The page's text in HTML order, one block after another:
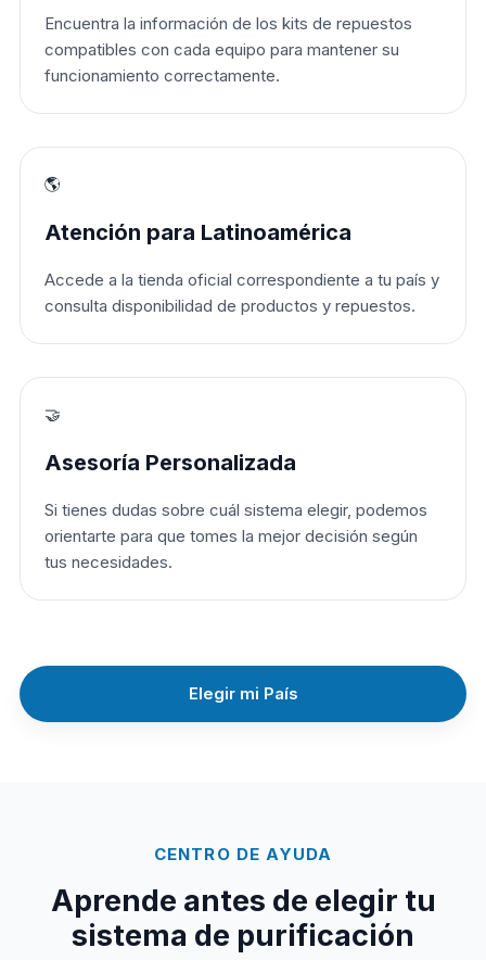
Encuentra la información de los kits de repuestos
compatibles con cada equipo para mantener su
funcionamiento correctamente.
🌎
Atención para Latinoamérica
Accede a la tienda oficial correspondiente a tu país y
consulta disponibilidad de productos y repuestos.
🤝
Asesoría Personalizada
Si tienes dudas sobre cuál sistema elegir, podemos
orientarte para que tomes la mejor decisión según
tus necesidades.
Elegir mi País
CENTRO DE AYUDA
Aprende antes de elegir tu
sistema de purificación